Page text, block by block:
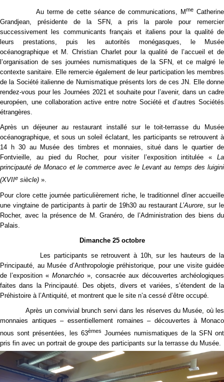
Au terme de cette séance de communications, MmeCatherine
Grandjean, présidente de la SFN, a pris la parole pour remercier
successivement les communicants français et italiens pour la qualité de
leurs prestations, puis les autorités monégasques, le Musée
océanographique et M. Christian Charlet pour la qualité de l’accueil et de
l’organisation de ses journées numismatiques de la SFN, et ce malgré le
contexte sanitaire. Elle remercie également de leur participation les membres
de la Société italienne de Numismatique présents lors de ces JN. Elle donne
rendez-vous pour les Journées 2021 et souhaite pour l’avenir, dans un cadre
européen, une collaboration active entre notre Société et d’autres Sociétés
étrangères.
Après un déjeuner au restaurant installé sur le toit-terrasse du Musée
océanographique, et sous un soleil éclatant, les participants se retrouvent à
14 h 30 au Musée des timbres et monnaies, situé dans le quartier de
Fontvieille, au pied du Rocher, pour visiter l’exposition intitulée « La
principauté de Monaco et le commerce avec le Levant au temps des luigini
(XVIIe siècle) ».
Pour clore cette journée particulièrement riche, le traditionnel dîner accueille
une vingtaine de participants à partir de 19h30 au restaurantL’Aurore , sur le
Rocher, avec la présence de M. Granéro, de l’Administration des biens du
Palais.
Dimanche 25 octobre
Les participants se retrouvent à 10h, sur les hauteurs de la
Principauté, au Musée d’Anthropologie préhistorique, pour une visite guidée
de l’exposition « Monarchéo », consacrée aux découvertes archéologiques
faites dans la Principauté. Des objets, divers et variées, s’étendent de la
Préhistoire à l’Antiquité, et montrent que le site n’a cessé d’être occupé.
Après un convivial brunch servi dans les réserves du Musée, où les
monnaies antiques – essentiellement romaines – découvertes à Monaco
nous sont présentées, les 63èmes Journées numismatiques de la SFN ont
pris fin avec un portrait de groupe des participants sur la terrasse du Musée.